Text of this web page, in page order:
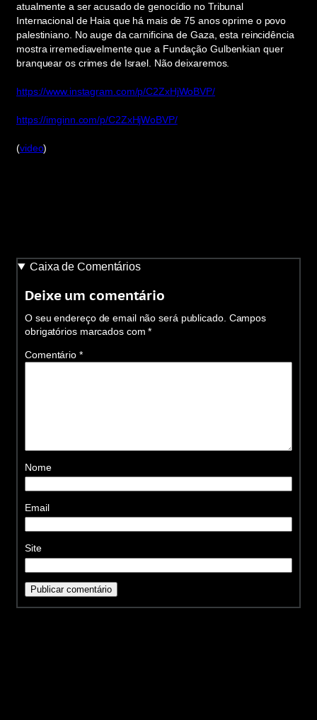
atualmente a ser acusado de genocídio no Tribunal
Internacional de Haia que há mais de 75 anos oprime o povo
palestiniano. No auge da carnificina de Gaza, esta reincidência
mostra irremediavelmente que a Fundação Gulbenkian quer
branquear os crimes de Israel. Não deixaremos.
https://www.instagram.com/p/C2ZxHjWoBVP/
https://imginn.com/p/C2ZxHjWoBVP/
(video)
Caixa de Comentários
Deixe um comentário
O seu endereço de email não será publicado. Campos
obrigatórios marcados com*
Comentário *
Nome
Email
Site